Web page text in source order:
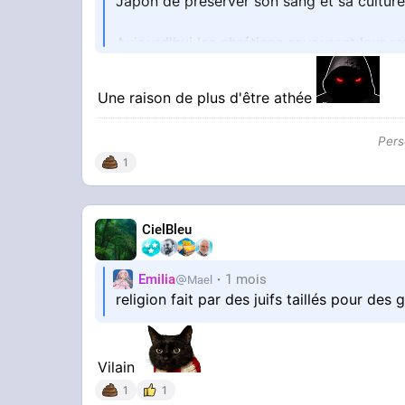
Aujourd'hui les chrétiens savourent leur
@POLITICALAWAKE SUR X
Une raison de plus d'être athée
1
CielBleu
EmiIia Mael 1 mois
religion fait par des juifs taillés pour des
Vilain
1 1